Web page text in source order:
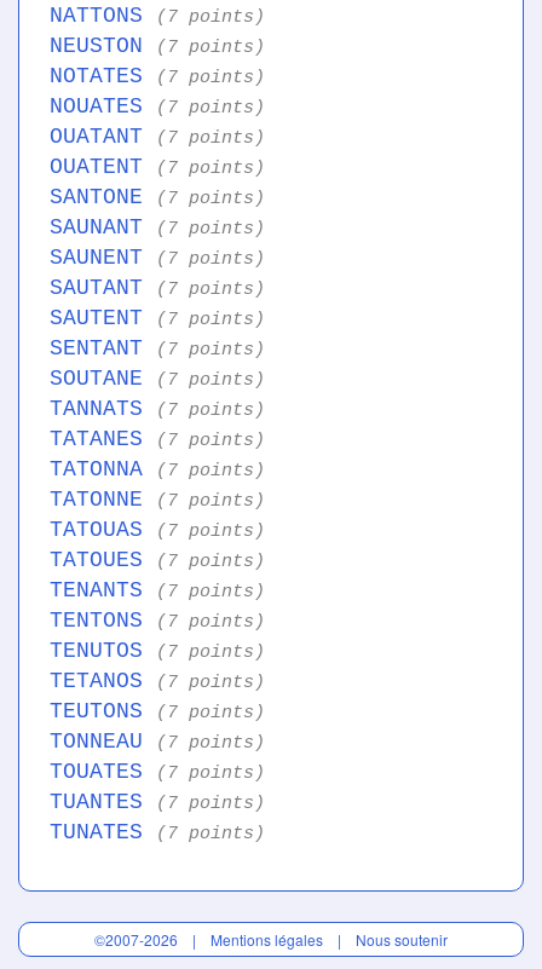
NATTONS (7 points)
NEUSTON (7 points)
NOTATES (7 points)
NOUATES (7 points)
OUATANT (7 points)
OUATENT (7 points)
SANTONE (7 points)
SAUNANT (7 points)
SAUNENT (7 points)
SAUTANT (7 points)
SAUTENT (7 points)
SENTANT (7 points)
SOUTANE (7 points)
TANNATS (7 points)
TATANES (7 points)
TATONNA (7 points)
TATONNE (7 points)
TATOUAS (7 points)
TATOUES (7 points)
TENANTS (7 points)
TENTONS (7 points)
TENUTOS (7 points)
TETANOS (7 points)
TEUTONS (7 points)
TONNEAU (7 points)
TOUATES (7 points)
TUANTES (7 points)
TUNATES (7 points)
©2007-2026 | Mentions légales | Nous soutenir